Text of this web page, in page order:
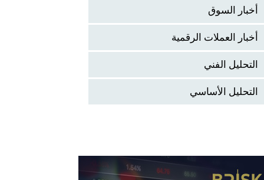
أخبار السوق
أخبار العملات الرقمية
التحليل الفني
التحليل الأساسي